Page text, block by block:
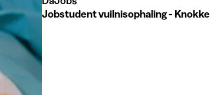
Jobstudent vuilnisophaling - Knokke